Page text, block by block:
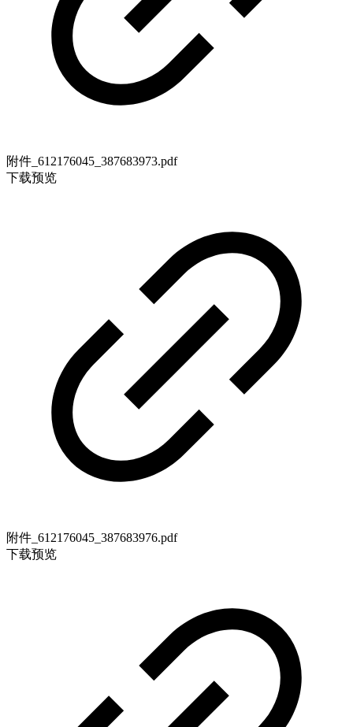
附件_612176045_387683973.pdf
下载预览
附件_612176045_387683976.pdf
下载预览